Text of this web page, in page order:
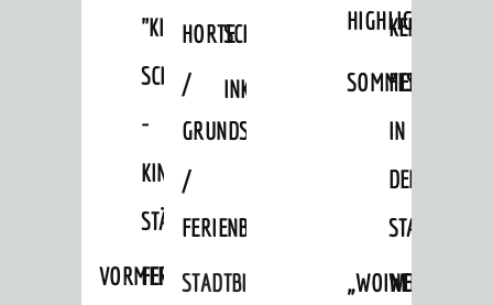
"KINDER
SCHÜTZEN
-
KINDER
STÄRKEN"
VORMERKVERFAHREN
FERIENANGEBOTE
HORTE
/
GRUNDSCHULBETREUUNG
/
FERIENBETREUUNG
SCHULSOZIALARBEIT
INKLUSION
STADTBIBLIOTHEK
HIGHLIGHTS
KERWE
SOMMERTAGSZUG
FESTE
IN
DEN
STADTTEILEN
„WOINEMWEINHEIMER